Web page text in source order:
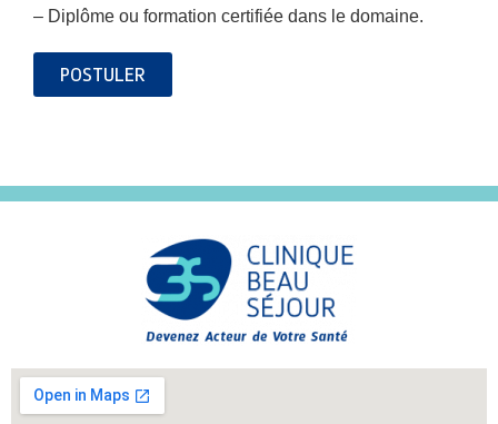
– Diplôme ou formation certifiée dans le domaine.
POSTULER